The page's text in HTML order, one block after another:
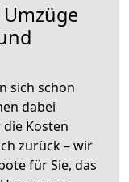
sich schon
dabei
Kosten
zurück – wir
für Sie, das